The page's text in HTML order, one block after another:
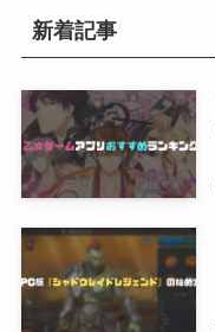
リ
新着記事